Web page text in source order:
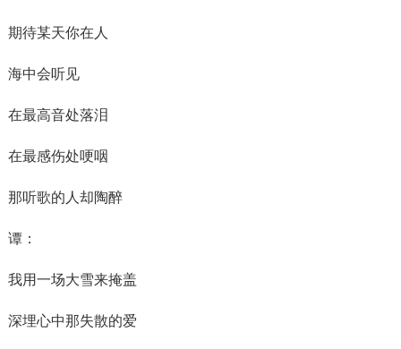
期待某天你在人
海中会听见
在最高音处落泪
在最感伤处哽咽
那听歌的人却陶醉
谭：
我用一场大雪来掩盖
深埋心中那失散的爱